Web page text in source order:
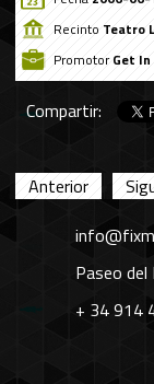
Recinto Teatro
PromotorGet In
Compartir:
Anterior
Paseo
+ 34 914